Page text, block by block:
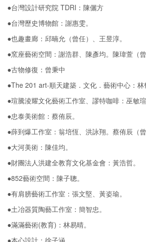
●台灣設計研究院 TDRI：陳儷方
●台灣歷史博物館：謝惠雯。
●也趣畫廊：邱暔允（曾任）、王昱淳。
●窯座藝術空間：謝浩群、陳彥均。陳瑋萱（曾
●古物修復：曾秉中
●The 201 art-順天建築．文化．藝術中心：林
●瑄騰淩耀文化藝術工作室、謬特咖啡：巫敏瑄
●忠泰美術館：蔡侑辰。
●薛到爆工作室：翁培恆、洪詠翔。蔡侑辰（曾
●大河美術：陳佳均。
●財團法人洪建全教育文化基金會：黃浩哲。
●852藝術空間：陳子聰。
●有肩膀藝術工作室：張文堅、黃姿瑜。
●土冶器質陶藝工作室：簡智忠。
●滿滿藝術(教育)：林易晴。
●本心設計：徐子涵。